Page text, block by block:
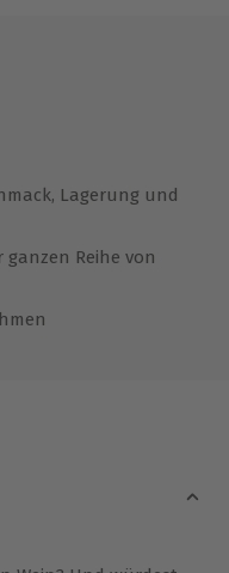
Lagerung und
Reihe von